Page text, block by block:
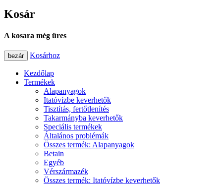
Kosár
A kosara még üres
bezár Kosárhoz
Kezdőlap
Termékek
Alapanyagok
Itatóvízbe keverhetők
Tisztítás, fertőtlenítés
Takarmányba keverhetők
Speciális termékek
Általános problémák
Összes termék: Alapanyagok
Betain
Egyéb
Vérszármazék
Összes termék: Itatóvízbe keverhetők